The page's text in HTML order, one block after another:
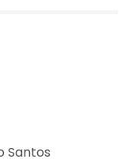
Santos